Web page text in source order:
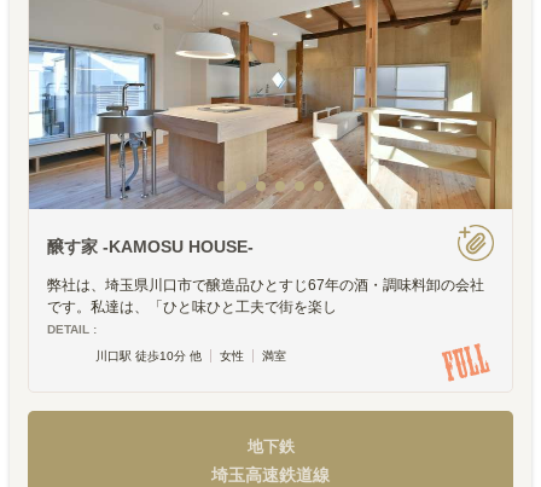
醸す家 -KAMOSU HOUSE-
弊社は、埼玉県川口市で醸造品ひとすじ67年の酒・調味料卸の会社
です。私達は、「ひと味ひと工夫で街を楽し
DETAIL :
川口駅 徒歩10分 他
女性 満室
地下鉄
埼玉高速鉄道線